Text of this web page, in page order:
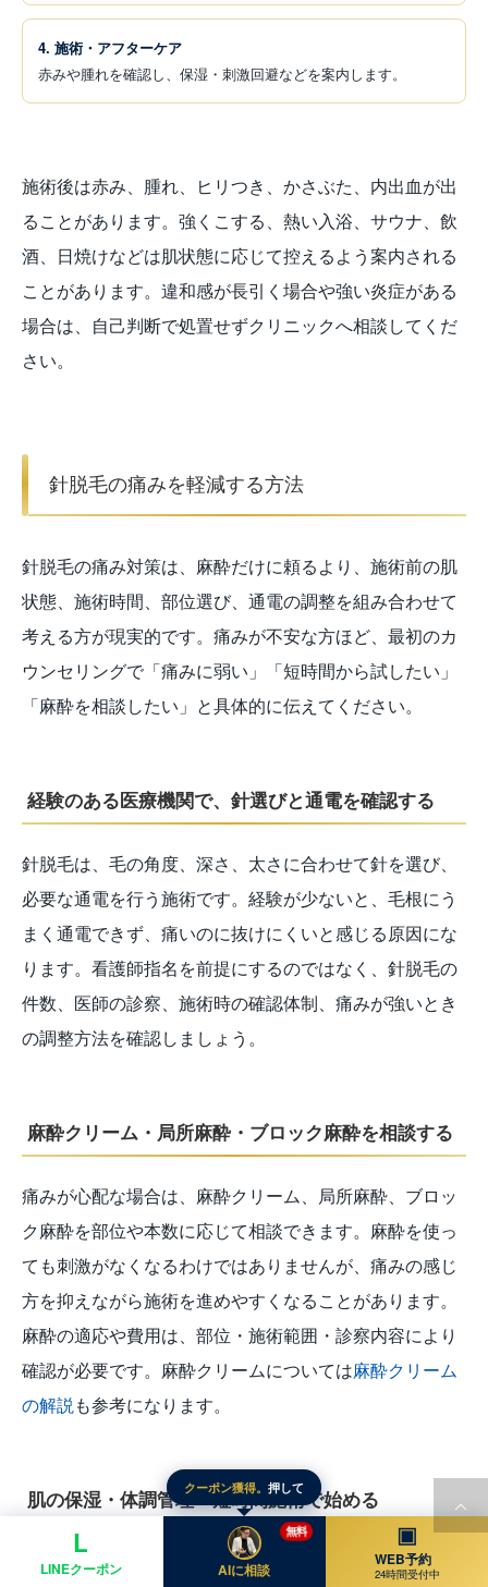
4. 施術・アフターケア
赤みや腫れを確認し、保湿・刺激回避などを案内します。
施術後は赤み、腫れ、ヒリつき、かさぶた、内出血が出
ることがあります。強くこする、熱い入浴、サウナ、飲
酒、日焼けなどは肌状態に応じて控えるよう案内される
ことがあります。違和感が長引く場合や強い炎症がある
場合は、自己判断で処置せずクリニックへ相談してくだ
さい。
針脱毛の痛みを軽減する方法
針脱毛の痛み対策は、麻酔だけに頼るより、施術前の肌
状態、施術時間、部位選び、通電の調整を組み合わせて
考える方が現実的です。痛みが不安な方ほど、最初のカ
ウンセリングで「痛みに弱い」「短時間から試したい」
「麻酔を相談したい」と具体的に伝えてください。
経験のある医療機関で、針選びと通電を確認する
針脱毛は、毛の角度、深さ、太さに合わせて針を選び、
必要な通電を行う施術です。経験が少ないと、毛根にう
まく通電できず、痛いのに抜けにくいと感じる原因にな
ります。看護師指名を前提にするのではなく、針脱毛の
件数、医師の診察、施術時の確認体制、痛みが強いとき
の調整方法を確認しましょう。
麻酔クリーム・局所麻酔・ブロック麻酔を相談する
痛みが心配な場合は、麻酔クリーム、局所麻酔、ブロッ
ク麻酔を部位や本数に応じて相談できます。麻酔を使っ
ても刺激がなくなるわけではありませんが、痛みの感じ
方を抑えながら施術を進めやすくなることがあります。
麻酔の適応や費用は、部位・施術範囲・診察内容により
確認が必要です。麻酔クリームについては麻酔クリーム
の解説 も参考になります。
肌の保湿・体調管理・短時間施術で始める
乾燥した肌は刺激を感じやすいため、日頃の保湿が大切
クーポン獲得。 押して
L
LINEクーポン AIに相談
無料 ▣
WEB予約
24時間受付中